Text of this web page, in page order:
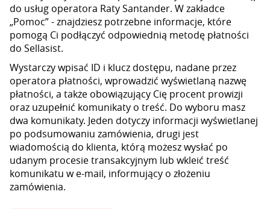
do usług operatora Raty Santander. W zakładce
„Pomoc” - znajdziesz potrzebne informacje, które
pomogą Ci podłączyć odpowiednią metodę płatności
do Sellasist.
Wystarczy wpisać ID i klucz dostępu, nadane przez
operatora płatności, wprowadzić wyświetlaną nazwę
płatności, a także obowiązujący Cię procent prowizji
oraz uzupełnić komunikaty o treść. Do wyboru masz
dwa komunikaty. Jeden dotyczy informacji wyświetlanej
po podsumowaniu zamówienia, drugi jest
wiadomością do klienta, którą możesz wysłać po
udanym procesie transakcyjnym lub wkleić treść
komunikatu w e-mail, informujący o złożeniu
zamówienia.